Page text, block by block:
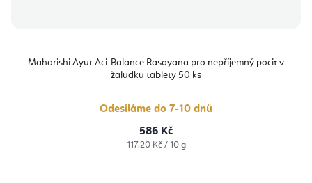
Maharishi Ayur Aci-Balance Rasayana pro nepříjemný pocit v
žaludku tablety 50 ks
Odesíláme do 7-10 dnů
586 Kč
Měrná
117,20 Kč / 10 g